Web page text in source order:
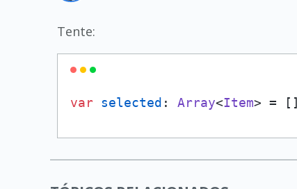
Tente:
var selected : Array<Item> = []